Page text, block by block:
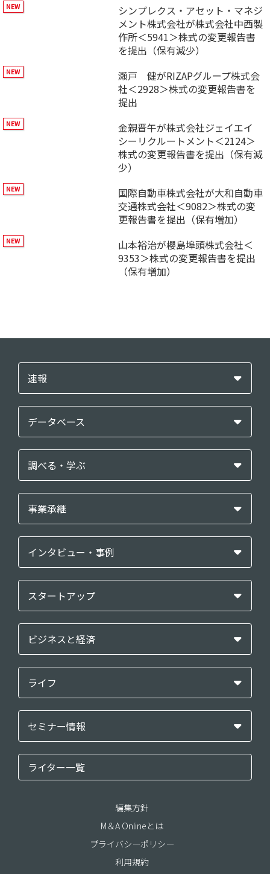
シンプレクス・アセット・マネジ
メント株式会社が株式会社中西製
作所＜5941＞株式の変更報告書
を提出（保有減少）
瀬戸 健がRIZAPグループ株式会
社＜2928＞株式の変更報告書を
提出
金親晋午が株式会社ジェイエイ
シーリクルートメント＜2124＞
株式の変更報告書を提出（保有減
少）
国際自動車株式会社が大和自動車
交通株式会社＜9082＞株式の変
更報告書を提出（保有増加）
山本裕治が櫻島埠頭株式会社＜
9353＞株式の変更報告書を提出
（保有増加）
速報
データベース
調べる・学ぶ
事業承継
インタビュー・事例
スタートアップ
ビジネスと経済
ライフ
セミナー情報
ライター一覧
編集方針
M＆A Onlineとは
プライバシーポリシー
利用規約